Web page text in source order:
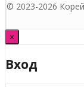
© 2023-2026
×
Вход